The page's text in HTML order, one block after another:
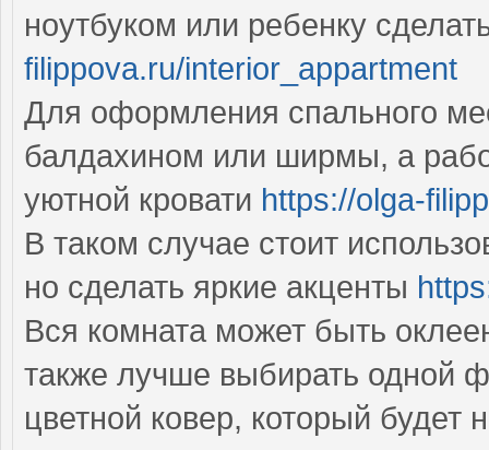
ноутбуком или ребенку
filippova.ru/interior_appartment
Для оформления спального
балдахином или ширмы, а
уютной кровати https://olga-
В таком случае стоит
но сделать яркие акценты
Вся комната может быть
также лучше выбирать одной
цветной ковер, который будет